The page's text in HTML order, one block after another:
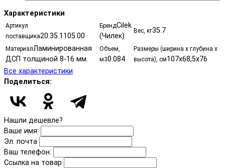
Характеристики
Артикул
поставщика20.35.1105.00
БрендCilek
(Чилек)
Вес, кг35.7
МатериалЛаминированная
ДСП толщиной 8-16 мм.
Объем,
м30.084
Размеры (ширина х глубина х
высота), см107x68,5x76
Все характеристики
Поделиться:
Нашли дешевле?
Ваше имя:
Эл. почта
Ваш телефон:
Ссылка на товар